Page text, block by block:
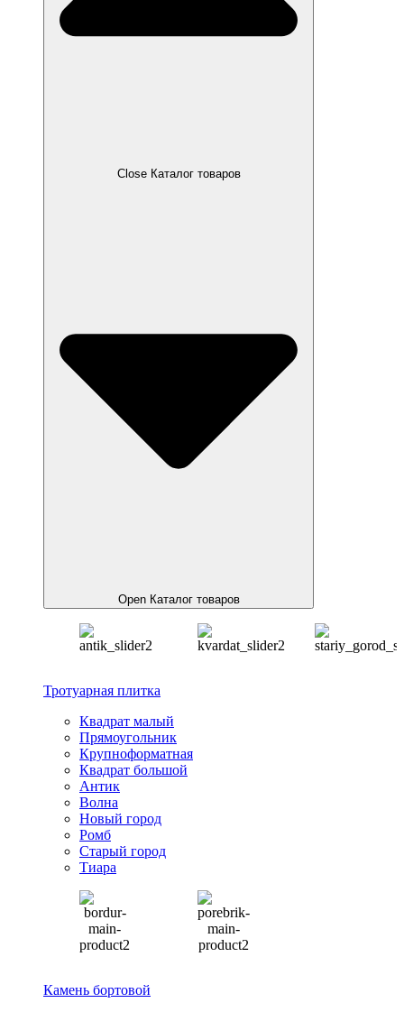
Close Каталог товаров
Open Каталог товаров
Тротуарная плитка
Квадрат малый
Прямоугольник
Крупноформатная
Квадрат большой
Антик
Волна
Новый город
Ромб
Старый город
Тиара
Камень бортовой